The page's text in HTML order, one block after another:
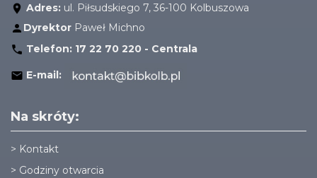
Adres: ul. Piłsudskiego 7, 36-100 Kolbuszowa
Dyrektor Paweł Michno
Telefon: 17 22 70 220 - Centrala
E-mail:
Na skróty:
> Kontakt
> Godziny otwarcia